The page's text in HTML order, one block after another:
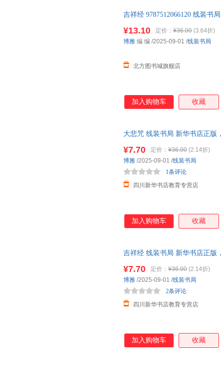
吉祥经 9787512066120 线装书
¥13.10 定价： ¥36.00 (3.64折)
北方图书城旗舰店
博雅 编 编 /2025-09-01 /线装书局
加入购物车 收藏
大悲咒 线装书局 新华书店正版
¥7.70 定价： ¥36.00 (2.14折)
四川新华书店教育专营店
1条评论
博雅 /2025-09-01 /线装书局
加入购物车 收藏
吉祥经 线装书局 新华书店正版
¥7.70 定价： ¥36.00 (2.14折)
四川新华书店教育专营店
2条评论
博雅 /2025-09-01 /线装书局
加入购物车 收藏